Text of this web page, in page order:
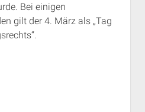
Bei einigen
gilt der 4. März als „Tag